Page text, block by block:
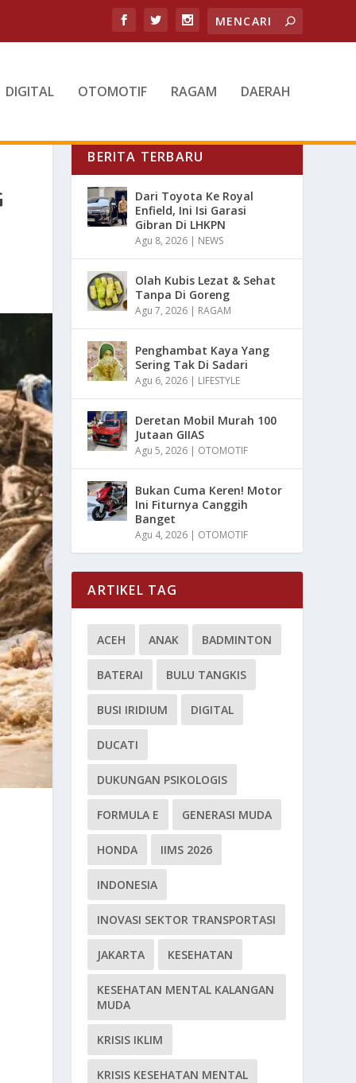
DIGITAL OTOMOTIF RAGAM DAERAH
BERITA TERBARU
Dari Toyota Ke Royal
Enfield, Ini Isi Garasi
Gibran Di LHKPN
Agu 8, 2026 | NEWS
Olah Kubis Lezat & Sehat
Tanpa Di Goreng
Agu 7, 2026 | RAGAM
Penghambat Kaya Yang
Sering Tak Di Sadari
Agu 6, 2026 | LIFESTYLE
Deretan Mobil Murah 100
Jutaan GIIAS
Agu 5, 2026 | OTOMOTIF
Bukan Cuma Keren! Motor
Ini Fiturnya Canggih
Banget
Agu 4, 2026 | OTOMOTIF
ARTIKEL TAG
ACEH ANAK BADMINTON
BATERAI BULU TANGKIS
BUSI IRIDIUM DIGITAL
DUCATI
DUKUNGAN PSIKOLOGIS
FORMULA E GENERASI MUDA
HONDA IIMS 2026
INDONESIA
INOVASI SEKTOR TRANSPORTASI
JAKARTA KESEHATAN
KESEHATAN MENTAL KALANGAN
MUDA
KRISIS IKLIM
KRISIS KESEHATAN MENTAL